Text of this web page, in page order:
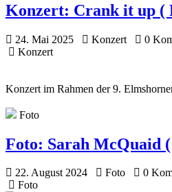
Konzert: Crank it up (
24. Mai 2025 Konzert 0
Konzert
Konzert im Rahmen der 9.
Foto
Foto: Sarah McQuaid
22. August 2024 Foto 0
Foto